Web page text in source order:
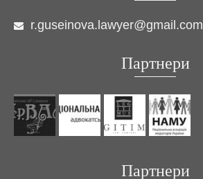
r.guseinova.lawyer@gmail.com
Партнери
Партнери